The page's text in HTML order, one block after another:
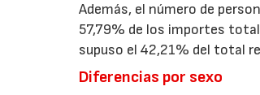
Además, el número de
57,79% de los importes
supuso el 42,21% del total
Diferencias por sexo